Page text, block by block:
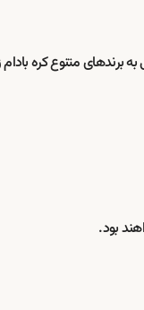
متنوع کره بادام
بود.